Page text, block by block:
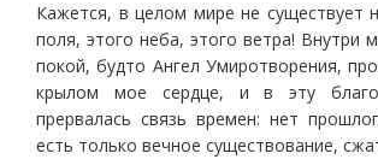
Кажется, в целом мире не существует
поля, этого неба, этого ветра! Внутри
покой, будто Ангел Умиротворения,
крылом мое сердце, и в эту
прервалась связь времен: нет
есть только вечное существование,